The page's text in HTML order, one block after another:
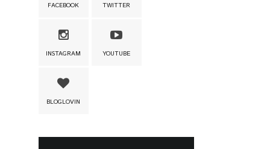
FACEBOOK TWITTER
INSTAGRAM YOUTUBE
BLOGLOVIN